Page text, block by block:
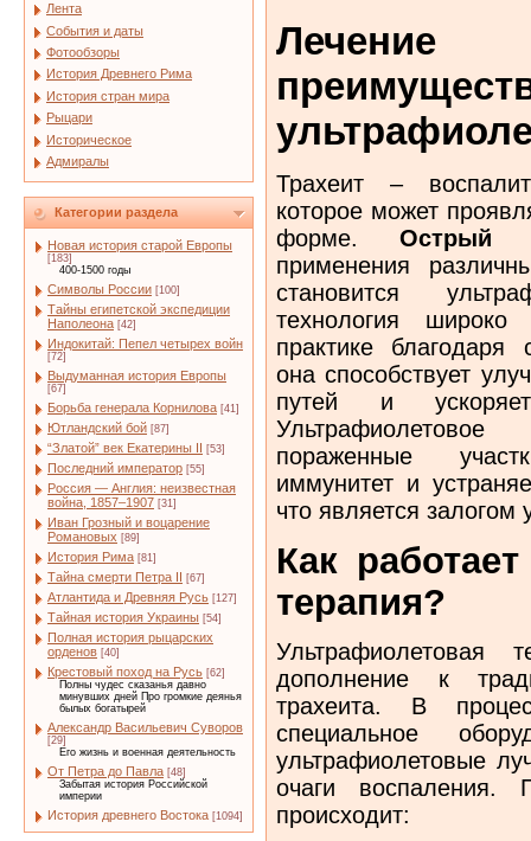
Лента
События и даты
Фотообзоры
История Древнего Рима
История стран мира
Рыцари
Историческое
Адмиралы
Категории раздела
Новая история старой Европы
[183]
400-1500 годы
Символы России [100]
Тайны египетской экспедиции
Наполеона [42]
Индокитай: Пепел четырех войн
[72]
Выдуманная история Европы
[67]
Борьба генерала Корнилова [41]
Ютландский бой [87]
“Златой” век Екатерины II [53]
Последний император [55]
Россия — Англия: неизвестная
война, 1857–1907 [31]
Иван Грозный и воцарение
Романовых [89]
История Рима [81]
Тайна смерти Петра II [67]
Атлантида и Древняя Русь [127]
Тайная история Украины [54]
Полная история рыцарских
орденов [40]
Крестовый поход на Русь [62]
Полны чудес сказанья давно
минувших дней Про громкие деянья
былых богатырей
Александр Васильевич Суворов
[29]
Его жизнь и военная деятельность
От Петра до Павла [48]
Забытая история Российской
империи
История древнего Востока [1094]
Трахеит –
которое может
форме. Острый
применения
становится
технология
практике
она способствует
путей и
пораженные
иммунитет и
что является залогом
Как
терапия?
Ультрафиолетовая
дополнение к
трахеита. В
специальное
ультрафиолетовые
очаги воспаления.
происходит: